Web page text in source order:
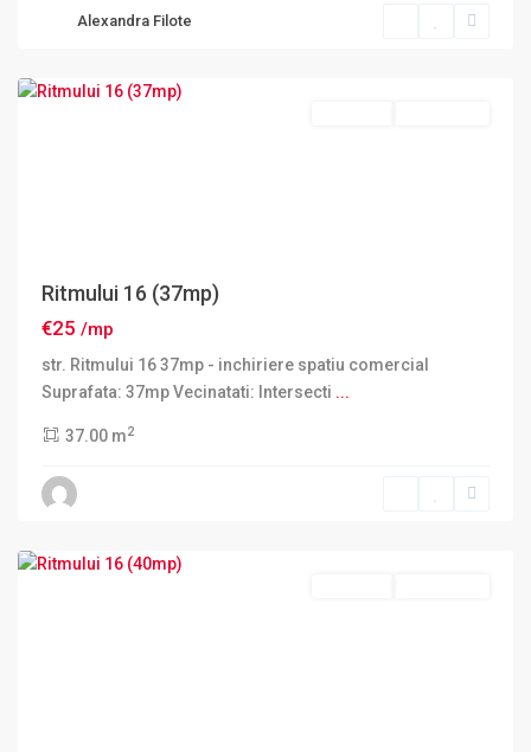
Alexandra Filote
Ritmului 16 (37mp)
€25 /mp
str. Ritmului 16 37mp - inchiriere spatiu comercial
Suprafata: 37mp Vecinatati: Intersecti ...
37.00 m2
Sector
2 ,